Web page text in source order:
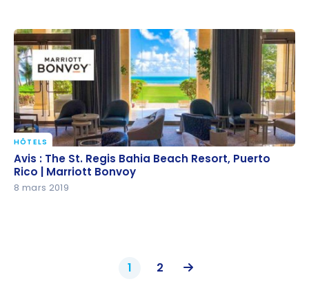
Avis : The St. Regis Bahia Beach Resort, Puerto Rico |
Marriott Bonvoy
HÔTELS
Avis : The St. Regis Bahia Beach Resort, Puerto
Rico | Marriott Bonvoy
8 mars 2019
1 2